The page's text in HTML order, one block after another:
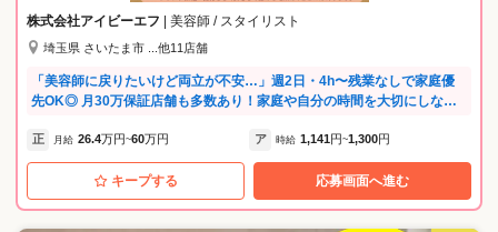
るのでとっても助かります♪ □在籍6年目・男性・トップデザイナー 業務
委託として働くのが初めてで、戸惑いもありましたが、 見学時に丁寧に
説明して下さったので不安も解消され安心して働けています。 撮影やSN
S関連にも力を入れている会社なので、美容師としてのレベルアップやト
レンドの勉強もしっかりできます！
株式会社アイビーエフ | 美容師 / スタイリスト
埼玉県 さいたま市 ...他11店舗
「美容師に戻りたいけど両立が不安…」週2日・4h〜残業なしで家庭優
先OK◎ 月30万保証店舗も多数あり！家庭や自分の時間を大切にしなが
ポイント】 ①土日祝休み可能 ②パートさんは週2日4時間～OK ③好立地
店舗で新規入客チャンス多数 ④稼げる歩合給制度※詳細は給与備考欄に
記載 ⑤SNS・撮影等の業務一切なし ┗そのため残業もほぼ無し +゜・。
○。・゜+゜・。○。・゜+゜・。○ ☆只今、コレクション保原店・柏中新
正 月給 26.4万円 ~60万円 ア 時給 1,141 円 ~1,300円
キープする 応募画面へ進む